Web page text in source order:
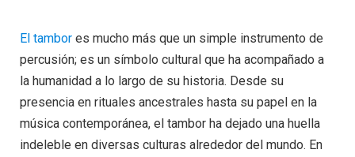
El tambor es mucho más que un simple instrumento de
percusión; es un símbolo cultural que ha acompañado a
la humanidad a lo largo de su historia. Desde su
presencia en rituales ancestrales hasta su papel en la
música contemporánea, el tambor ha dejado una huella
indeleble en diversas culturas alrededor del mundo. En